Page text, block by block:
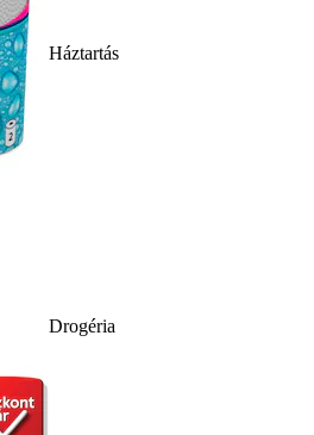
Háztartás
Drogéria